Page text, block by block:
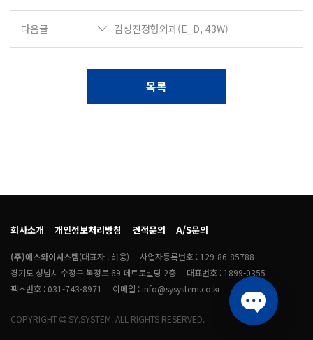
다음글 김성진정형외과(E_D, 43W)
목록
회사소개 개인정보처리방침 견적문의 A/S문의
(주)에스와이시스템(대표자 : 허웅)
사업자등록번호 : 129-86-85788
경기도 성남시 수정구 복정로 69 페트로빌딩 2층
대표번호 : 1899-0355
팩스번호 : 031-743-8971
이메일 : info@sysystem.co.kr
COPYRIGHT SY.SYSTEM. ALL RIGHTS RESERVED.